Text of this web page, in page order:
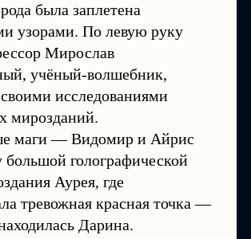
была заплетена
узорами. По левую руку
Мирослав
учёный-волшебник,
исследованиями
мирозданий.
маги — Видомир и Айрис
голографической
Аурея, где
тревожная красная точка —
Дарина.